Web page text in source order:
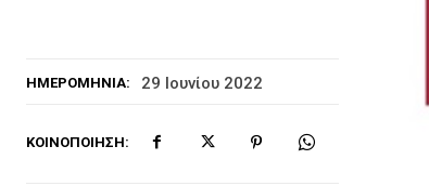
ΗΜΕΡΟΜΗΝΊΑ: 29 Ιουνίου 2022
ΚΟΙΝΟΠΟΊΗΣΗ: